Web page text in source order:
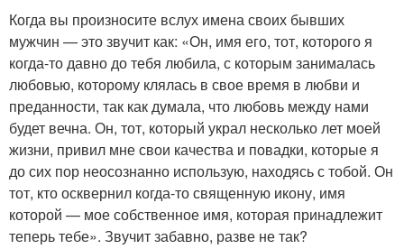
Когда вы произносите вслух имена своих бывших
мужчин — это звучит как: «Он, имя его, тот, которого я
когда-то давно до тебя любила, с которым занималась
любовью, которому клялась в свое время в любви и
преданности, так как думала, что любовь между нами
будет вечна. Он, тот, который украл несколько лет моей
жизни, привил мне свои качества и повадки, которые я
до сих пор неосознанно использую, находясь с тобой. Он
тот, кто осквернил когда-то священную икону, имя
которой — мое собственное имя, которая принадлежит
теперь тебе». Звучит забавно, разве не так?